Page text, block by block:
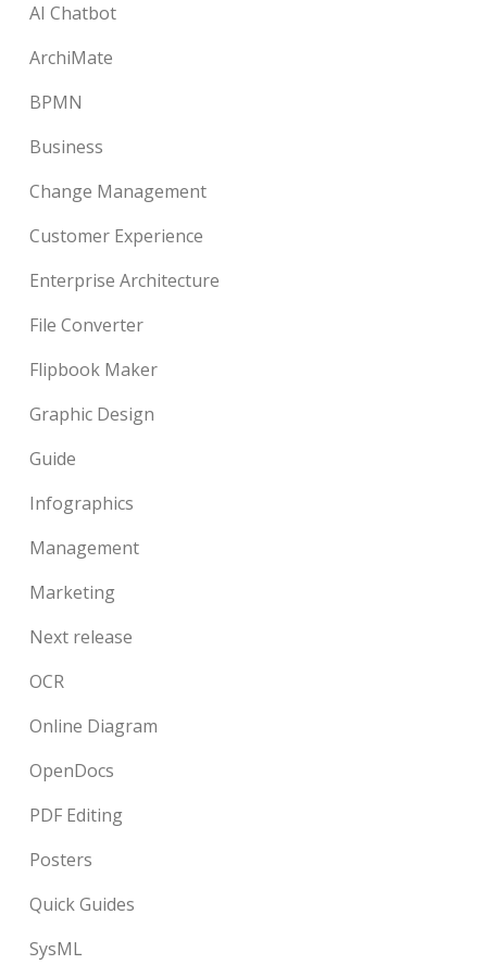
AI Chatbot
ArchiMate
BPMN
Business
Change Management
Customer Experience
Enterprise Architecture
File Converter
Flipbook Maker
Graphic Design
Guide
Infographics
Management
Marketing
Next release
OCR
Online Diagram
OpenDocs
PDF Editing
Posters
Quick Guides
SysML